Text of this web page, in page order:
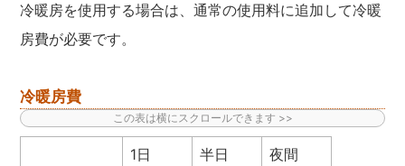
冷暖房を使用する場合は、通常の使用料に追加して冷暖
房費が必要です。
冷暖房費
1日 半日
夜間